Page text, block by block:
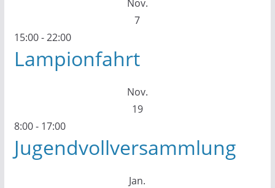
Nov.
7
15:00-22:00
Lampionfahrt
Nov.
19
8:00- 17:00
Jugendvollversammlung
Jan.